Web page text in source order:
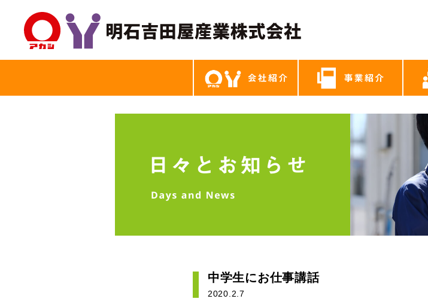
中学生にお仕事講話
2020.2.7